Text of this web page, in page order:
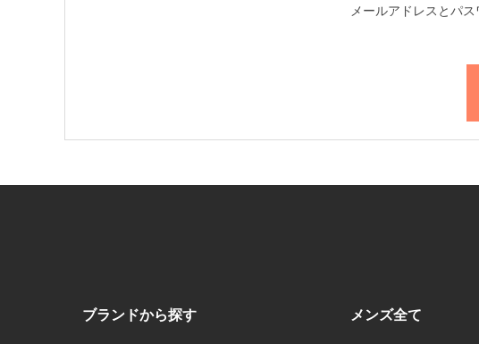
メールアドレスとパ
ブランドから探す メンズ全て